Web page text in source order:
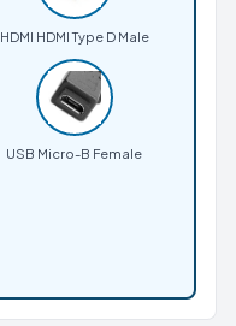
HDMI HDMI Type D Male
USB Micro-B Female